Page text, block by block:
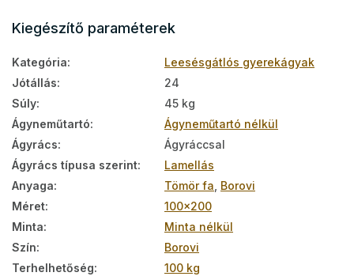
Kiegészítő paraméterek
Kategória:
Leesésgátlós gyerekágyak
Jótállás:
24
Súly:
45 kg
Ágyneműtartó:
Ágyneműtartó nélkül
Ágyrács:
Ágyráccsal
Ágyrács típusa szerint:
Lamellás
Anyaga: Tömör fa Borovi
Méret:
100x200
Minta:
Minta nélkül
Szín:
Borovi
Terhelhetőség:
100 kg